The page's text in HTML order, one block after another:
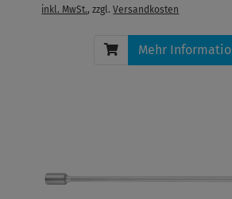
inkl. MwSt., zzgl.Versandkosten
Mehr